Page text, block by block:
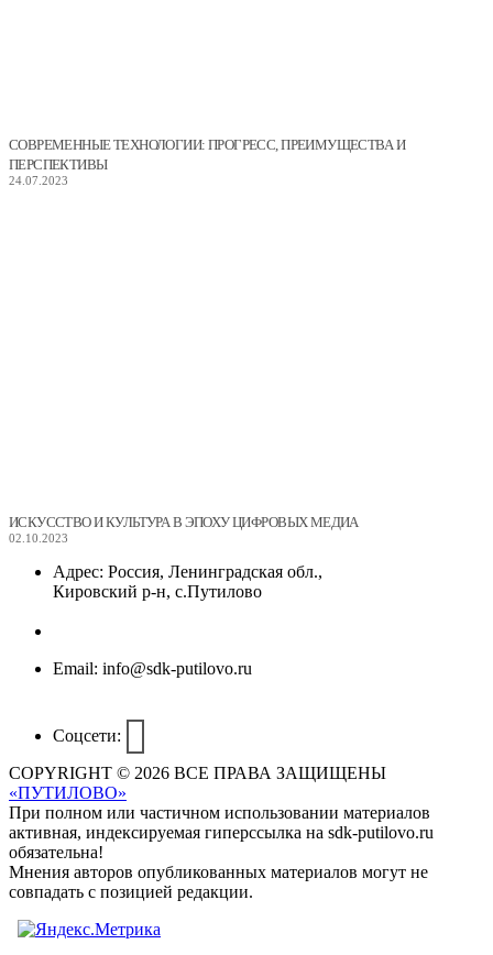
СОВРЕМЕННЫЕ ТЕХНОЛОГИИ: ПРОГРЕСС, ПРЕИМУЩЕСТВА И
ПЕРСПЕКТИВЫ
24.07.2023
ИСКУССТВО И КУЛЬТУРА В ЭПОХУ ЦИФРОВЫХ МЕДИА
02.10.2023
Адрес: Россия, Ленинградская обл.,
Кировский р-н, с.Путилово
Email: info@sdk-putilovo.ru
Соцсети:
COPYRIGHT © 2026 ВСЕ ПРАВА ЗАЩИЩЕНЫ
«ПУТИЛОВО»
При полном или частичном использовании материалов
активная, индексируемая гиперссылка на sdk-putilovo.ru
обязательна!
Мнения авторов опубликованных материалов могут не
совпадать с позицией редакции.